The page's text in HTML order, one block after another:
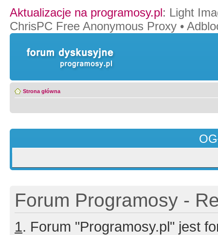
Aktualizacje na programosy.pl: Light
ChrisPC Free Anonymous Proxy •
Strona główna
Forum Programosy -
1. Forum "Programosy.pl" jest